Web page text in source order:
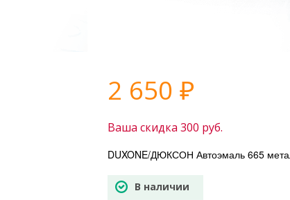
2 650 ₽
Ваша скидка 300 руб.
DUXONE/ДЮКСОН Автоэмаль 665
В наличии